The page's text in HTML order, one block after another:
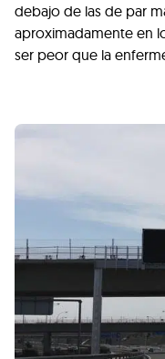
debajo de las de par
aproximadamente en
ser peor que la